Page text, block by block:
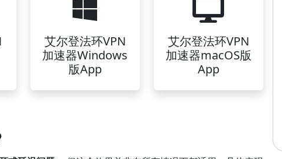
艾尔登法环VPN
加速器Windows
版App
艾尔登法环VPN
加速器macOS版
App